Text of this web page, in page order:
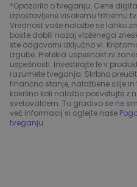
*Opozorilo o tveganju: Cene
izpostavljene visokemu tržnemu
Vrednost vaše naložbe se lahko
boste dobili nazaj vloženega
ste odgovorni izključno vi.
izgube. Pretekla uspešnost ni
uspešnosti. Investirajte le v
razumete tveganja. Skrbno
finančno stanje, naložbene cilje
kakršno koli naložbo posvetujte z
svetovalcem. To gradivo se ne
več informacij si oglejte naše
tveganju.